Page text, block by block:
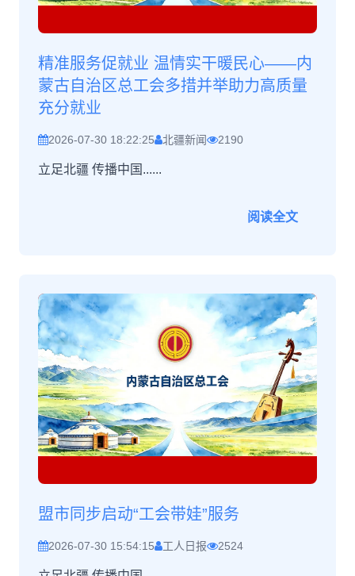
精准服务促就业 温情实干暖民心——内
蒙古自治区总工会多措并举助力高质量
充分就业
2026-07-30 18:22:25 北疆新闻 2190
立足北疆 传播中国......
阅读全文
盟市同步启动“工会带娃”服务
2026-07-30 15:54:15 工人日报 2524